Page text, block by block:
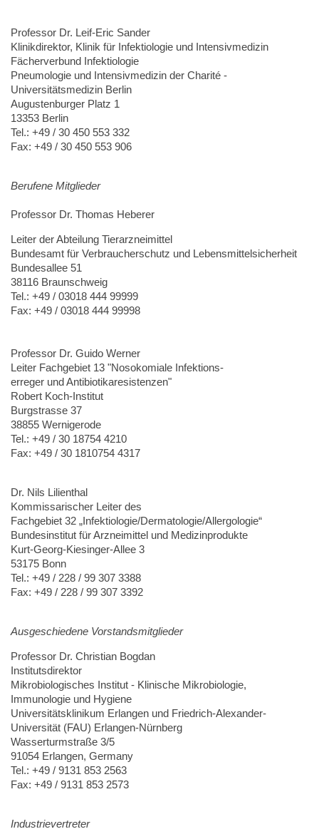
Professor Dr. Leif-Eric Sander
Klinikdirektor, Klinik für Infektiologie und Intensivmedizin
Fächerverbund Infektiologie
Pneumologie und Intensivmedizin der Charité -
Universitätsmedizin Berlin
Augustenburger Platz 1
13353 Berlin
Tel.: +49 / 30 450 553 332
Fax: +49 / 30 450 553 906
Berufene Mitglieder
Professor Dr. Thomas Heberer
Leiter der Abteilung Tierarzneimittel
Bundesamt für Verbraucherschutz und Lebensmittelsicherheit
Bundesallee 51
38116 Braunschweig
Tel.: +49 / 03018 444 99999
Fax: +49 / 03018 444 99998
Professor Dr. Guido Werner
Leiter Fachgebiet 13 "Nosokomiale Infektions-
erreger und Antibiotikaresistenzen"
Robert Koch-Institut
Burgstrasse 37
38855 Wernigerode
Tel.: +49 / 30 18754 4210
Fax: +49 / 30 1810754 4317
Dr. Nils Lilienthal
Kommissarischer Leiter des
Fachgebiet 32 „Infektiologie/Dermatologie/Allergologie“
Bundesinstitut für Arzneimittel und Medizinprodukte
Kurt-Georg-Kiesinger-Allee 3
53175 Bonn
Tel.: +49 / 228 / 99 307 3388
Fax: +49 / 228 / 99 307 3392
Ausgeschiedene Vorstandsmitglieder
Professor Dr. Christian Bogdan
Institutsdirektor
Mikrobiologisches Institut - Klinische Mikrobiologie,
Immunologie und Hygiene
Universitätsklinikum Erlangen und Friedrich-Alexander-
Universität (FAU) Erlangen-Nürnberg
Wasserturmstraße 3/5
91054 Erlangen, Germany
Tel.: +49 / 9131 853 2563
Fax: +49 / 9131 853 2573
Industrievertreter